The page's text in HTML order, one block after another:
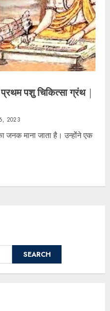
प्रथम पशु चिकित्सा ग्रंथ |
2023
जनक माना जाता है। उन्होंंने एक
SEARCH